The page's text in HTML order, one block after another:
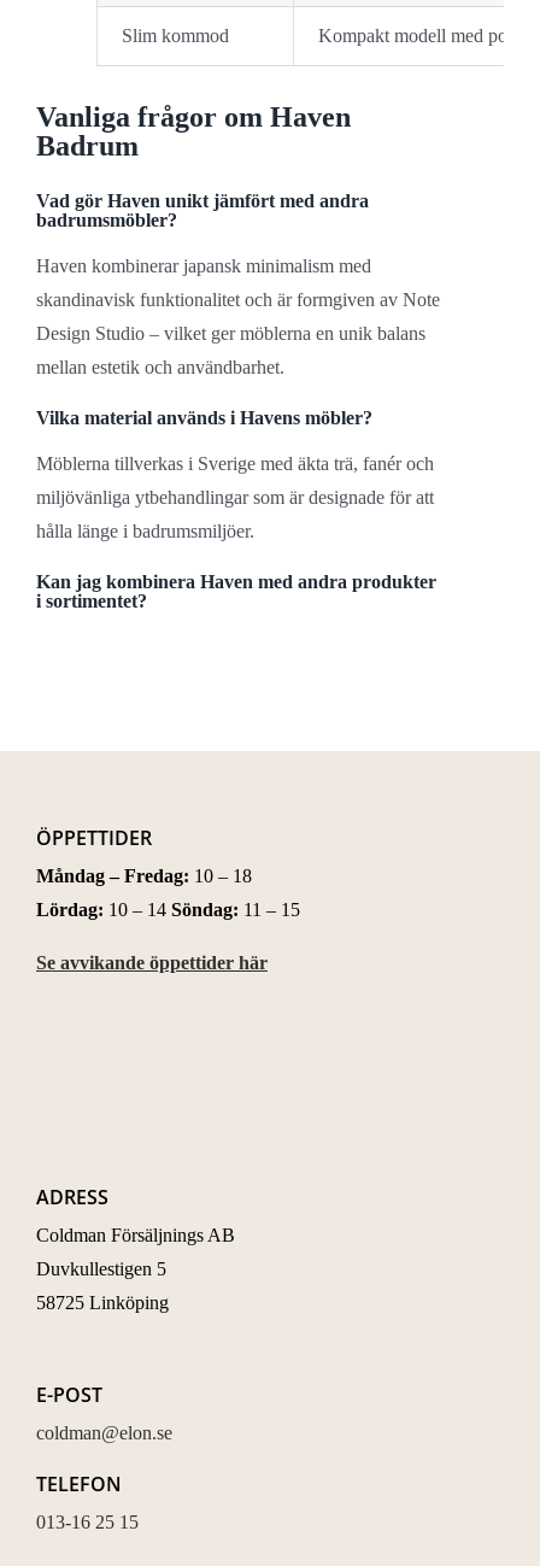
Slim kommod Kompakt modell med
Vanliga frågor om Haven
Badrum
Vad gör Haven unikt jämfört med andra
badrumsmöbler?
Haven kombinerar japansk minimalism med
skandinavisk funktionalitet och är formgiven av Note
Design Studio – vilket ger möblerna en unik balans
mellan estetik och användbarhet.
Vilka material används i Havens möbler?
Möblerna tillverkas i Sverige med äkta trä, fanér och
miljövänliga ytbehandlingar som är designade för att
hålla länge i badrumsmiljöer.
Kan jag kombinera Haven med andra produkter
i sortimentet?
ÖPPETTIDER
Måndag – Fredag: 10 – 18
Lördag: 10 – 14 Söndag: 11 – 15
Se avvikande öppettider här
ADRESS
Coldman Försäljnings AB
Duvkullestigen 5
58725 Linköping
E-POST
coldman@elon.se
TELEFON
013-16 25 15